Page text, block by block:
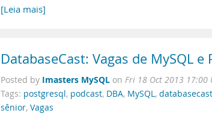
[Leia mais]
DatabaseCast: Vagas de MySQL e
Posted by Imasters MySQL on Fri 18 Oct 2013 17:00
Tags: postgresql, podcast, DBA, MySQL, databasecast
sênior, Vagas